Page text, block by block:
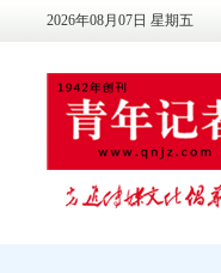
2026年08月07日 星期五